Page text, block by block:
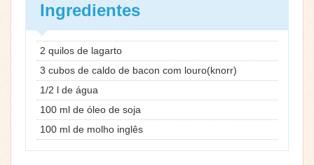
Ingredientes
2 quilos de lagarto
3 cubos de caldo de bacon com louro(knorr)
1/2 l de água
100 ml de óleo de soja
100 ml de molho inglês